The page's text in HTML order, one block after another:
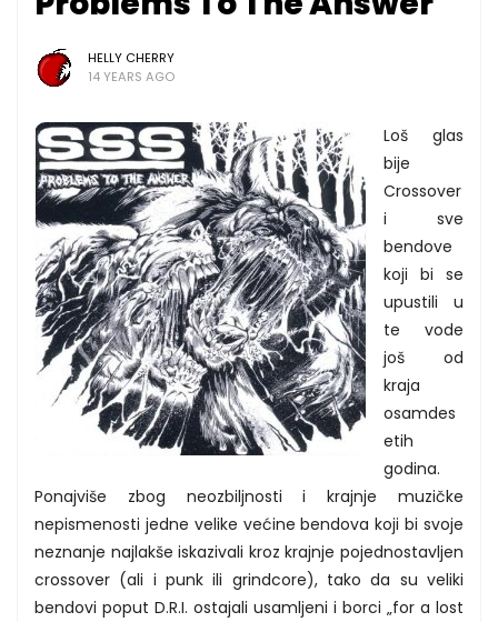
HELLY CHERRY
14 YEARS AGO
Loš glas
bije
Crossover
i sve
bendove
koji bi se
upustili u
te vode
još od
kraja
osamdes
etih
godina.
Ponajviše zbog neozbiljnosti i krajnje muzičke
nepismenosti jedne velike većine bendova koji bi svoje
neznanje najlakše iskazivali kroz krajnje pojednostavljen
crossover (ali i punk ili grindcore), tako da su veliki
bendovi poput D.R.I. ostajali usamljeni i borci „for a lost